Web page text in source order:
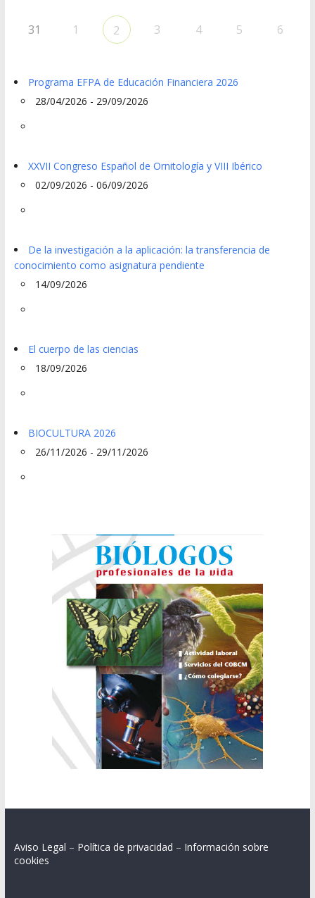
31 1 2 3 4 5 6
Programa EFPA de Educación Financiera 2026
28/04/2026 - 29/09/2026
XXVII Congreso Español de Ornitología y VIII Ibérico
02/09/2026 - 06/09/2026
De la investigación a la aplicación: la transferencia de
conocimiento como asignatura pendiente
14/09/2026
El cuerpo de las ciencias
18/09/2026
BIOCULTURA 2026
26/11/2026 - 29/11/2026
Aviso Legal – Política de privacidad – Información sobre
cookies